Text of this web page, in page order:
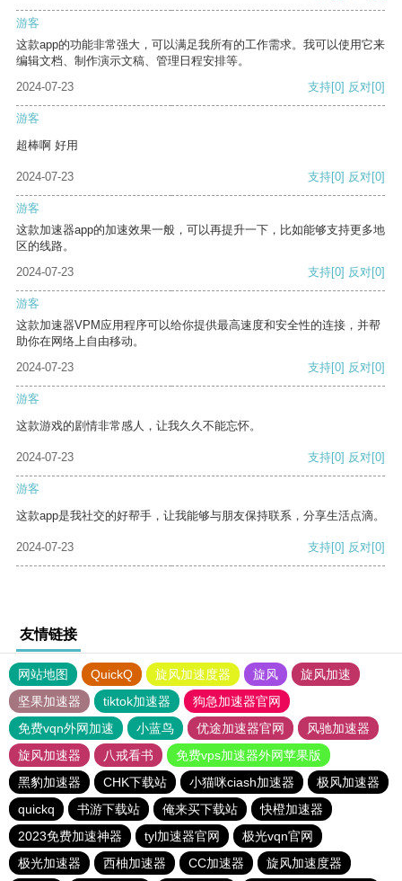
游客
这款app的功能非常强大，可以满足我所有的工作需求。我可以使用它来
编辑文档、制作演示文稿、管理日程安排等。
2024-07-23
支持[0] 反对[0]
游客
超棒啊 好用
2024-07-23 支持[0] 反对[0]
游客
这款加速器app的加速效果一般，可以再提升一下，比如能够支持更多地
区的线路。
2024-07-23
支持[0] 反对[0]
游客
这款加速器VPM应用程序可以给你提供最高速度和安全性的连接，并帮
助你在网络上自由移动。
2024-07-23
支持[0] 反对[0]
游客
这款游戏的剧情非常感人，让我久久不能忘怀。
2024-07-23 支持[0] 反对[0]
游客
这款app是我社交的好帮手，让我能够与朋友保持联系，分享生活点滴。
2024-07-23 支持[0] 反对[0]
友情链接
网站地图 QuickQ 旋风加速度器 旋风
旋风加速
坚果加速器
tiktok加速器
狗急加速器官网
免费vqn外网加速
小蓝鸟 优途加速器官网
风驰加速器
旋风加速器
八戒看书
免费vps加速器外网苹果版
黑豹加速器
CHK下载站 小猫咪ciash加速器
极风加速器
quickq
书游下载站 俺来买下载站
快橙加速器
2023免费加速神器
tyl加速器官网
极光vqn官网
极光加速器
西柚加速器 CC加速器 旋风加速度器